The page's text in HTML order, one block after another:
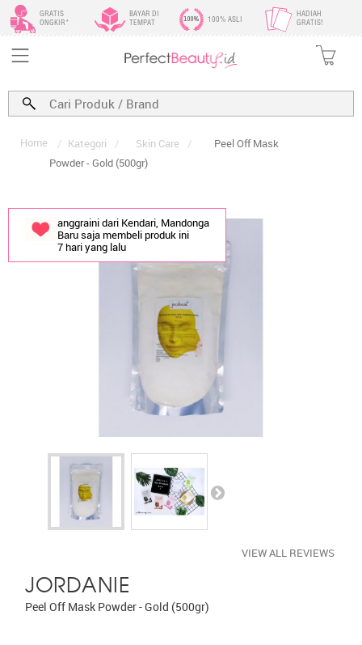
GRATIS
ONGKIR*
BAYAR DI
TEMPAT
100% ASLI
HADIAH
GRATIS!
Home / Kategori / Skin Care /
Peel Off Mask
Powder - Gold (500gr)
anggraini dari Kendari, Mandonga
Baru saja membeli produk ini
7 hari yang lalu
JORDANIE
Peel Off Mask Powder - Gold (500gr)
VIEW ALL REVIEWS